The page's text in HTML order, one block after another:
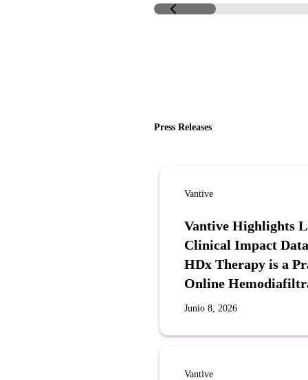
Press Releases
Vantive
Vantive Highlights
Clinical Impact
HDx Therapy is a
Online
Junio 8, 2026
Vantive